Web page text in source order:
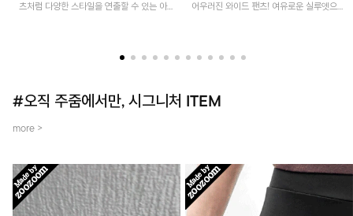
츠처럼 다양한 스타일을 연출할 수 있는 아
어우러진 와이드 팬츠! 여유로운 실루엣으로
#오직 주줌에서만, 시그니처 ITEM
more >